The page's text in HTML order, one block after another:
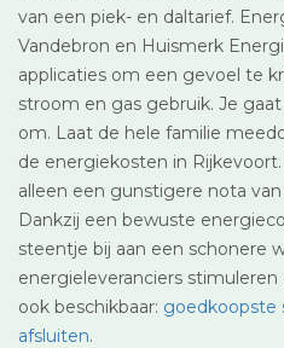
van een piek- en daltarief.
Vandebron en Huismerk
applicaties om een gevoel te
stroom en gas gebruik. Je
om. Laat de hele familie
de energiekosten in
alleen een gunstigere nota
Dankzij een bewuste
steentje bij aan een schonere
energieleveranciers
ook beschikbaar: goedkoopste
afsluiten.